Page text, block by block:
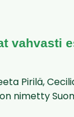
vahvasti
Pirilä,
nimetty